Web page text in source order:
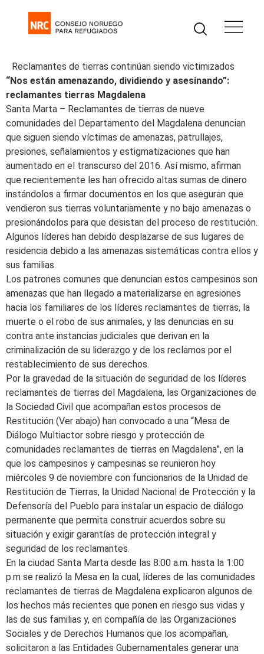
Reclamantes de tierras continúan siendo victimizados
“Nos están amenazando, dividiendo y asesinando”:
reclamantes tierras Magdalena
Santa Marta – Reclamantes de tierras de nueve
comunidades del Departamento del Magdalena denuncian
que siguen siendo víctimas de amenazas, patrullajes,
presiones, señalamientos y estigmatizaciones que han
aumentado en el transcurso del 2016. Así mismo, afirman
que recientemente les han ofrecido altas sumas de dinero
instándolos a firmar documentos en los que aseguran que
vendieron sus tierras voluntariamente y no bajo amenazas o
presionándolos para que desistan del proceso de restitución.
Algunos líderes han debido desplazarse de sus lugares de
residencia debido a las amenazas sistemáticas contra ellos y
sus familias.
Los patrones comunes que denuncian estos campesinos son
amenazas que han llegado a materializarse en agresiones
hacia los familiares de los líderes reclamantes de tierras, la
muerte o el robo de sus animales, y las denuncias en su
contra ante instancias judiciales que derivan en la
criminalización de su liderazgo y de los reclamos por el
restablecimiento de sus derechos.
Por la gravedad de la situación de seguridad de los líderes
reclamantes de tierras del Magdalena, las Organizaciones de
la Sociedad Civil que acompañan estos procesos de
Restitución (Ver abajo) han convocado a una “Mesa de
Diálogo Multiactor sobre riesgo y protección de
comunidades reclamantes de tierras en Magdalena”, en la
que los campesinos y campesinas se reunieron hoy
miércoles 9 de noviembre con funcionarios de la Unidad de
Restitución de Tierras, la Unidad Nacional de Protección y la
Defensoría del Pueblo para instalar un espacio de diálogo
permanente que permita construir acuerdos sobre su
situación y exigir garantías de protección integral y
seguridad de los reclamantes.
En la ciudad Santa Marta desde las 8:00 a.m. hasta la 1:00
p.m se realizó la Mesa en la cual, líderes de las comunidades
reclamantes de tierras de Magdalena explicaron algunos de
los hechos más recientes que ponen en riesgo sus vidas y
las de sus familias y, en compañía de las Organizaciones
Sociales y de Derechos Humanos que los acompañan,
solicitaron a las Entidades Gubernamentales generar una